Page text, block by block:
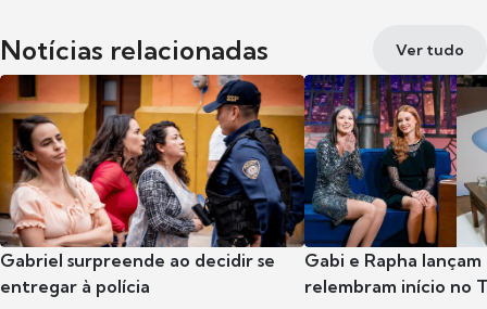
Notícias relacionadas Ver tudo
Gabriel surpreende ao decidir se
entregar à polícia
Gabi e Rapha
relembram início no